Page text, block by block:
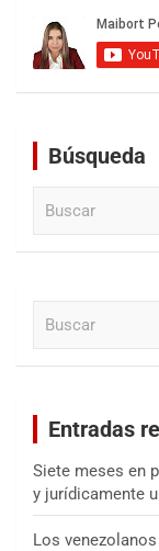
Búsqueda
Entradas
Siete meses en
y jurídicamente
Los